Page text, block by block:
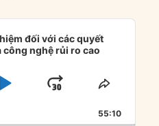
đối với các quyết
nghệ rủi ro cao
PLAYJUMP
FORWARD
SHARE
55:10